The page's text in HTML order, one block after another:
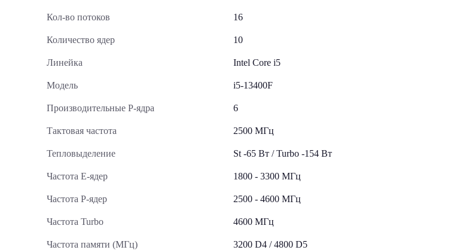
Кол-во потоков 16
Количество ядер 10
Линейка Intel Core i5
Модель i5-13400F
Производительные Р-ядра 6
Тактовая частота 2500 МГц
Тепловыделение St -65 Вт / Turbo -154 Вт
Частота E-ядер 1800 - 3300 МГц
Частота P-ядер 2500 - 4600 МГц
Частота Turbo 4600 МГц
Частота памяти (МГц) 3200 D4 / 4800 D5